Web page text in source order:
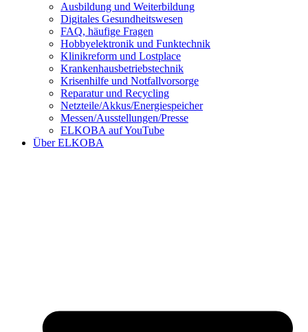
Ausbildung und Weiterbildung
Digitales Gesundheitswesen
FAQ, häufige Fragen
Hobbyelektronik und Funktechnik
Klinikreform und Lostplace
Krankenhausbetriebstechnik
Krisenhilfe und Notfallvorsorge
Reparatur und Recycling
Netzteile/Akkus/Energiespeicher
Messen/Ausstellungen/Presse
ELKOBA auf YouTube
Über ELKOBA